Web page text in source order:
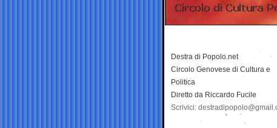
Destra di Popolo.net
Circolo Genovese di Cultura e
Politica
Diretto da Riccardo Fucile
Scrivici: